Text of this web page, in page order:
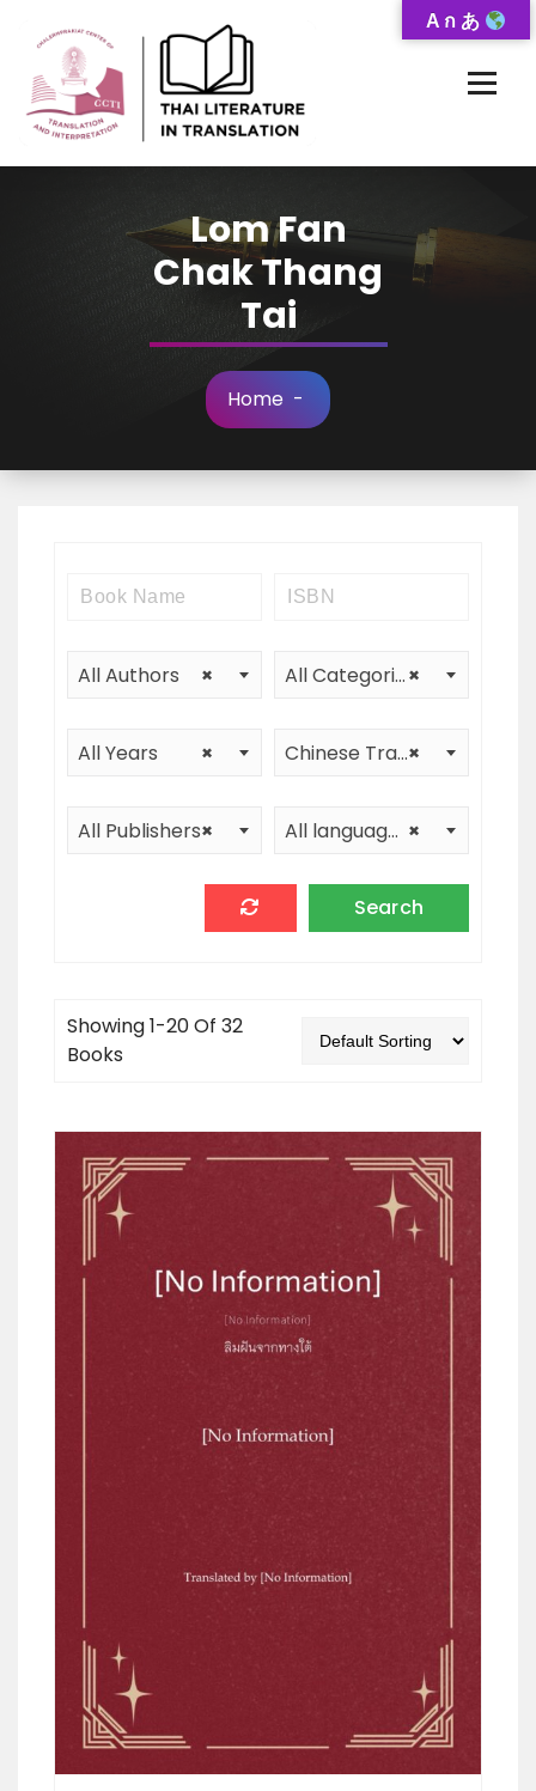
Content
Lom Fan
Chak Thang
Tai
Home -
×
All Authors ×
All Categories
×
All Years ×
Chinese Translation
×
All Publishers ×
All languages
Showing 1-20 Of 32
Books
A ก あ